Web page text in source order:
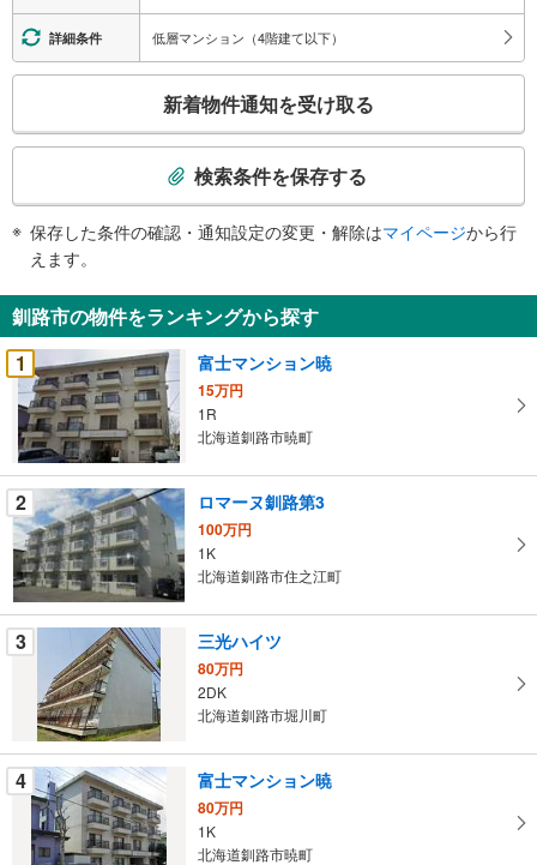
詳細条件 低層マンション（4階建て以下）
検
知
を
受
け
取
る
・
条
件
を
マ
イ
ペ
ー
す
る
新着物件通知を受け取る
検索条件を保存する
保存した条件の確認・通知設定の変更・解除はマイページから行
えます。
釧路市の物件をランキングから探す
1
富士マンション暁
15万円
1R
北海道釧路市暁町
2 ロマーヌ釧路第3
100万円
1K
北海道釧路市住之江町
3 三光ハイツ
80万円
2DK
北海道釧路市堀川町
4 富士マンション暁
80万円
1K
北海道釧路市暁町